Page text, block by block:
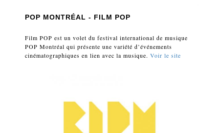
POP MONTRÉAL - FILM POP
Film POP est un volet du festival international de musique
POP Montréal qui présente une variété d’événements
cinématographiques en lien avec la musique. Voir le site